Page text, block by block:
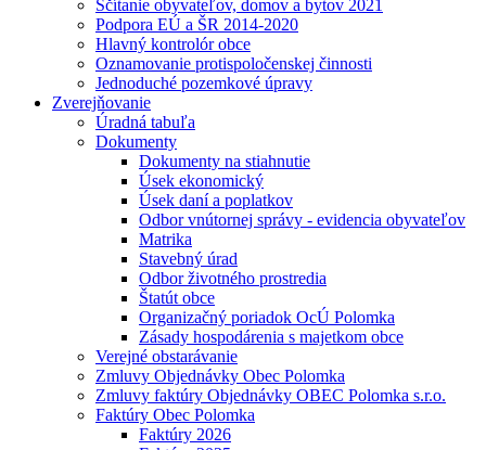
Sčítanie obyvateľov, domov a bytov 2021
Podpora EÚ a ŠR 2014-2020
Hlavný kontrolór obce
Oznamovanie protispoločenskej činnosti
Jednoduché pozemkové úpravy
Zverejňovanie
Úradná tabuľa
Dokumenty
Dokumenty na stiahnutie
Úsek ekonomický
Úsek daní a poplatkov
Odbor vnútornej správy - evidencia obyvateľov
Matrika
Stavebný úrad
Odbor životného prostredia
Štatút obce
Organizačný poriadok OcÚ Polomka
Zásady hospodárenia s majetkom obce
Verejné obstarávanie
Zmluvy Objednávky Obec Polomka
Zmluvy faktúry Objednávky OBEC Polomka s.r.o.
Faktúry Obec Polomka
Faktúry 2026